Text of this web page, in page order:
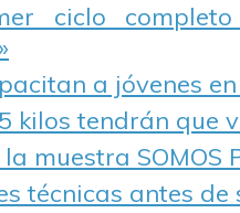
ciclo
a jóvenes
kilos tendrán que
muestra SOMOS
técnicas antes